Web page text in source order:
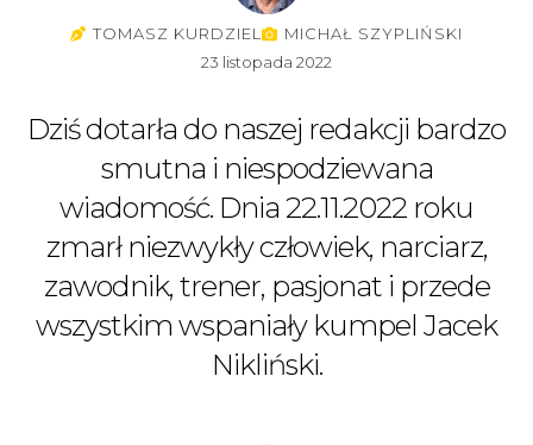
TOMASZ KURDZIEL
MICHAŁ SZYPLIŃSKI
23 listopada 2022
Dziś dotarła do naszej redakcji bardzo
smutna i niespodziewana
wiadomość. Dnia 22.11.2022 roku
zmarł niezwykły człowiek, narciarz,
zawodnik, trener, pasjonat i przede
wszystkim wspaniały kumpel Jacek
Nikliński.